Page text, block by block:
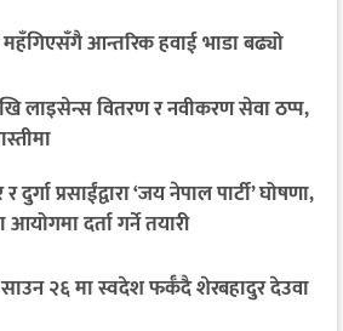
आन्तरिक हवाई भाडा बढ्यो
लाइसेन्स वितरण र नवीकरण सेवा ठप्प,
प्रसाईंद्वारा ‘जय नेपाल पार्टी’ घोषणा,
दर्ता गर्ने तयारी
२६ मा स्वदेश फर्कँदै शेरबहादुर देउवा